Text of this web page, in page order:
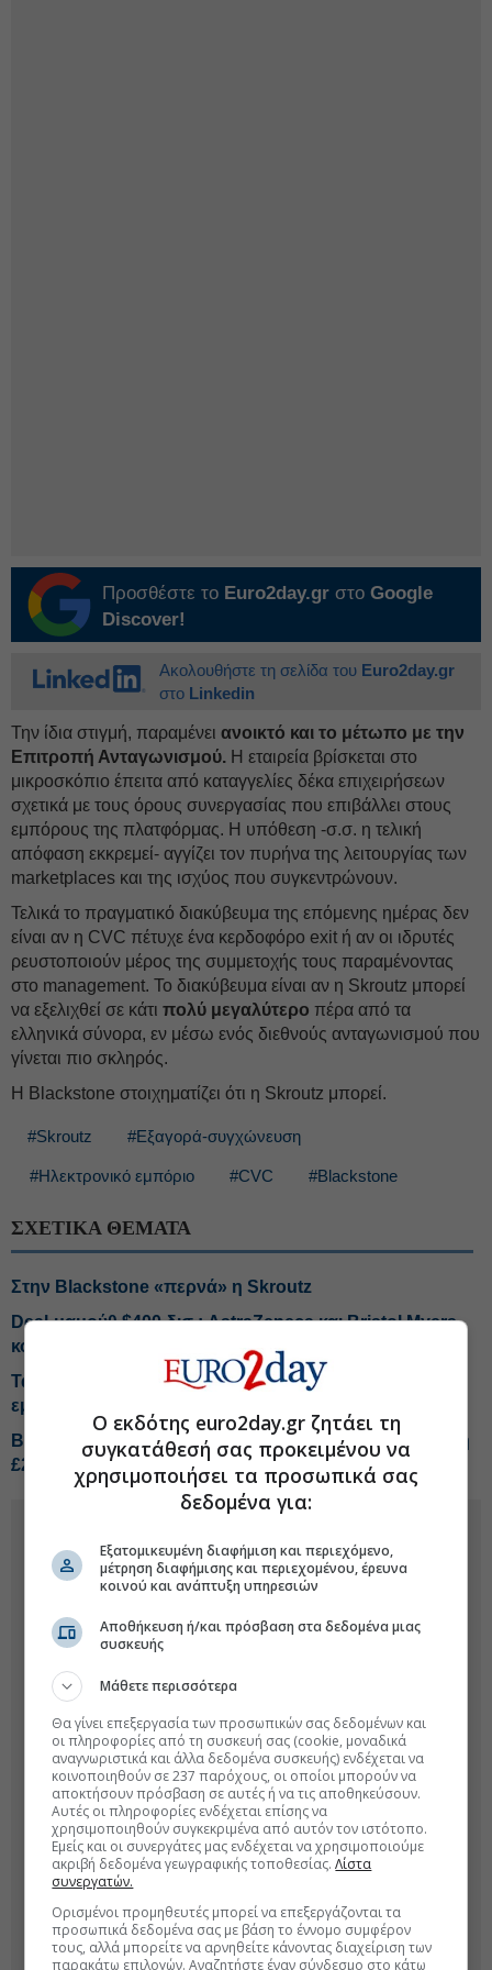
Προσθέστε το Euro2day.gr στο Google
Discover!
Ακολουθήστε τη σελίδα του Euro2day.gr
στο Linkedin
Την ίδια στιγμή, παραμένει ανοικτό και το μέτωπο με την
Επιτροπή Ανταγωνισμού. Η εταιρεία βρίσκεται στο
μικροσκόπιο έπειτα από καταγγελίες δέκα επιχειρήσεων
σχετικά με τους όρους συνεργασίας που επιβάλλει στους
εμπόρους της πλατφόρμας. Η υπόθεση -σ.σ. η τελική
απόφαση εκκρεμεί- αγγίζει τον πυρήνα της λειτουργίας των
marketplaces και της ισχύος που συγκεντρώνουν.
Τελικά το πραγματικό διακύβευμα της επόμενης ημέρας δεν
είναι αν η CVC πέτυχε ένα κερδοφόρο exit ή αν οι ιδρυτές
ρευστοποιούν μέρος της συμμετοχής τους παραμένοντας
στο management. Το διακύβευμα είναι αν η Skroutz μπορεί
να εξελιχθεί σε κάτι πολύ μεγαλύτερο πέρα από τα
ελληνικά σύνορα, εν μέσω ενός διεθνούς ανταγωνισμού που
γίνεται πιο σκληρός.
Η Blackstone στοιχηματίζει ότι η Skroutz μπορεί.
#Skroutz #Εξαγορά-συγχώνευση
#Ηλεκτρονικό εμπόριο #CVC #Blackstone
ΣΧΕΤΙΚΑ ΘΕΜΑΤΑ
Στην Blackstone «περνά» η Skroutz
Deal-μαμούθ $400 δισ.: AstraZeneca και Bristol Myers
κοντά σε συμφωνία
Τα τρία ευρώ που αλλάζουν τους κανόνες του
εμπορίου
Bally's Intralot: Πώς θα «τρέξει» τη νέα χρηματοδότηση
£262 εκατ.
Ο εκδότης euro2day.gr ζητάει τη
συγκατάθεσή σας προκειμένου να
χρησιμοποιήσει τα προσωπικά σας
δεδομένα για:
Εξατομικευμένη διαφήμιση και περιεχόμενο,
μέτρηση διαφήμισης και περιεχομένου, έρευνα
κοινού και ανάπτυξη υπηρεσιών
Αποθήκευση ή/και πρόσβαση στα δεδομένα μιας
συσκευής
Μάθετε περισσότερα
Θα γίνει επεξεργασία των προσωπικών σας δεδομένων και
οι πληροφορίες από τη συσκευή σας (cookie, μοναδικά
αναγνωριστικά και άλλα δεδομένα συσκευής) ενδέχεται να
κοινοποιηθούν σε 237 παρόχους, οι οποίοι μπορούν να
αποκτήσουν πρόσβαση σε αυτές ή να τις αποθηκεύσουν.
Αυτές οι πληροφορίες ενδέχεται επίσης να
χρησιμοποιηθούν συγκεκριμένα από αυτόν τον ιστότοπο.
Εμείς και οι συνεργάτες μας ενδέχεται να χρησιμοποιούμε
ακριβή δεδομένα γεωγραφικής τοποθεσίας.Λίστα
συνεργατών.
Ορισμένοι προμηθευτές μπορεί να επεξεργάζονται τα
προσωπικά δεδομένα σας με βάση το έννομο συμφέρον
τους, αλλά μπορείτε να αρνηθείτε κάνοντας διαχείριση των
παρακάτω επιλογών. Αναζητήστε έναν σύνδεσμο στο κάτω